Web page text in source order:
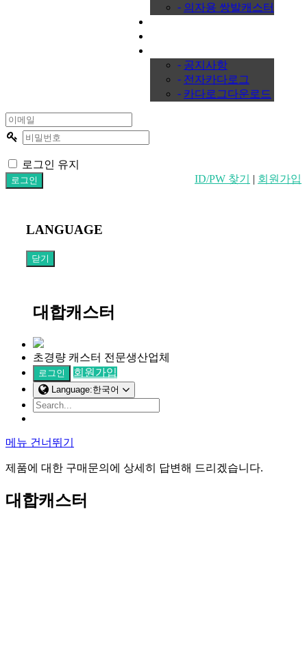
- 의자용 쌍발캐스터
- 공지사항
- 전자카다로그
- 카다로그다운로드
로그인 유지
ID/PW 찾기
| 회원가입
LANGUAGE
닫기
대합캐스터
초경량 캐스터 전문생산업체
로그인 회원가입
Language:한국어
메뉴 건너뛰기
제품에 대한 구매문의에 상세히 답변해 드리겠습니다.
대합캐스터